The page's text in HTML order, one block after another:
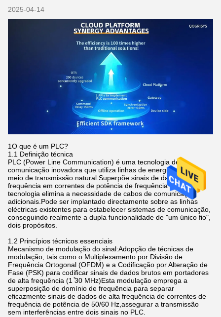
2025-04-14
1O que é um PLC?
1.1 Definição técnica
PLC (Power Line Communication) é uma tecnologia de
comunicação inovadora que utiliza linhas de energia como um
meio de transmissão natural.Superpõe sinais de dados de alta
frequência em correntes de potência de frequência padrãoEsta
tecnologia elimina a necessidade de cabos de comunicação
adicionais.Pode ser implantado directamente sobre as linhas
eléctricas existentes para estabelecer sistemas de comunicação,
conseguindo realmente a dupla funcionalidade de "um único fio",
dois propósitos.
1.2 Princípios técnicos essenciais
Mecanismo de modulação do sinal:Adopção de técnicas de
modulação, tais como o Multiplexamento por Divisão de
Frequência Ortogonal (OFDM) e a Codificação por Alteração de
Fase (PSK) para codificar sinais de dados brutos em portadores
de alta frequência (1 ̊30 MHz)Esta modulação emprega a
superposição de domínio de frequência para separar
eficazmente sinais de dados de alta frequência de correntes de
frequência de potência de 50/60 Hz,assegurar a transmissão
sem interferências entre dois sinais no PLC.